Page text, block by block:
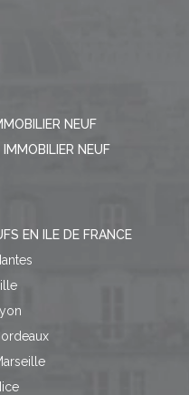
NEUF
NEUF
EN ILE DE FRANCE